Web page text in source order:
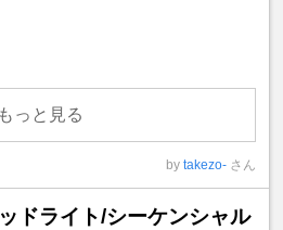
もっと見る
by takezo- さん
ドライト/シーケンシャル